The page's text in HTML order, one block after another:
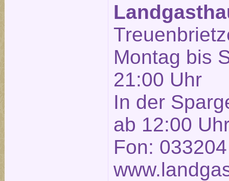
Montag bis
21:00 Uhr
In der
ab 12:00
Fon: